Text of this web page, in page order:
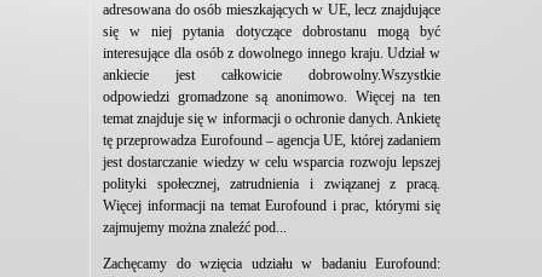
adresowana do osób mieszkających w UE, lecz znajdujące
się w niej pytania dotyczące dobrostanu mogą być
interesujące dla osób z dowolnego innego kraju. Udział w
ankiecie jest całkowicie dobrowolny.Wszystkie
odpowiedzi gromadzone są anonimowo. Więcej na ten
temat znajduje się w informacji o ochronie danych. Ankietę
tę przeprowadza Eurofound – agencja UE, której zadaniem
jest dostarczanie wiedzy w celu wsparcia rozwoju lepszej
polityki społecznej, zatrudnienia i związanej z pracą.
Więcej informacji na temat Eurofound i prac, którymi się
zajmujemy można znaleźć pod...
Zachęcamy do wzięcia udziału w badaniu Eurofound: